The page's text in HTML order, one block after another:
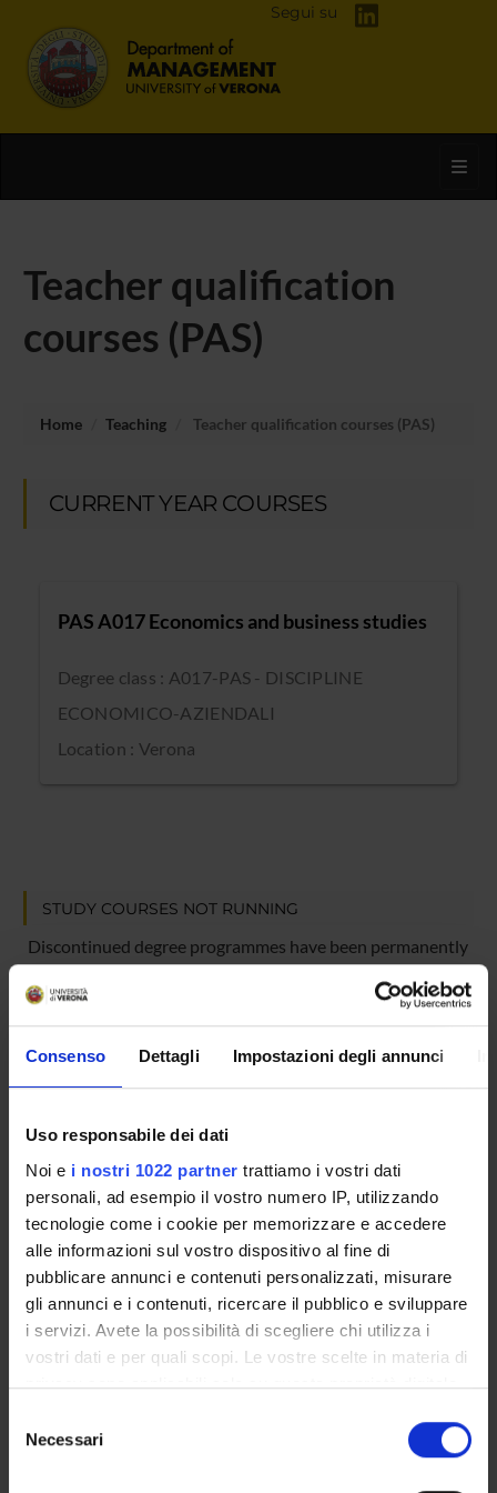
Consenso Dettagli Impostazioni degli annunci
Uso responsabile dei dati
Noi e i nostri 1022 partner trattiamo i vostri dati
personali, ad esempio il vostro numero IP, utilizzando
tecnologie come i cookie per memorizzare e accedere
alle informazioni sul vostro dispositivo al fine di
pubblicare annunci e contenuti personalizzati, misurare
gli annunci e i contenuti, ricercare il pubblico e sviluppare
i servizi. Avete la possibilità di scegliere chi utilizza i
vostri dati e per quali scopi. Le vostre scelte in materia di
privacy sono applicabili solo su questa proprietà digitale
modificare o revocare il proprio consenso in qualsiasi
momento dalla Dichiarazione sui cookie o facendo clic
delNecessari
Segui su
Teacher qualification
courses (PAS)
Home Teaching Teacher qualification courses (PAS)
CURRENT YEAR COURSES
PAS A017 Economics and business studies
Degree class : A017-PAS - DISCIPLINE
ECONOMICO-AZIENDALI
Location : Verona
STUDY COURSES NOT RUNNING
Discontinued degree programmes have been permanently
closed and are no longer included in the academic offer.
No future reactivation or enrolment is provided for.
COURSE NOT RUNNING
Degree class: A017-PAS - DISCIPLINE
ECONOMICO-AZIENDALI
Location: Verona